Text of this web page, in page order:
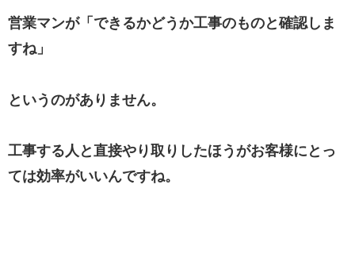
営業マンが「できるかどうか工事のものと確認しま
すね」
というのがありません。
工事する人と直接やり取りしたほうがお客様にとっ
ては効率がいいんですね。